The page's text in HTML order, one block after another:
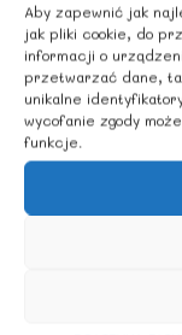
Aby zapewnić jak
jak pliki cookie, do
informacji o
przetwarzać dane,
unikalne
wycofanie zgody
funkcje.Do pieczenia
ALUMINIOWA